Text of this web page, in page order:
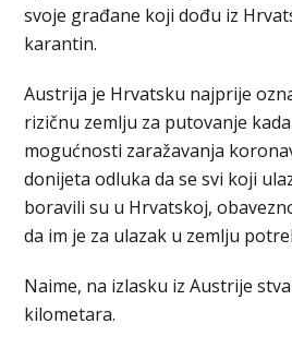
svoje građane koji dođu iz
karantin.
Austrija je Hrvatsku najprije
rizičnu zemlju za putovanje
mogućnosti zaražavanja
donijeta odluka da se svi koji
boravili su u Hrvatskoj,
da im je za ulazak u zemlju
Naime, na izlasku iz Austrije
kilometara.